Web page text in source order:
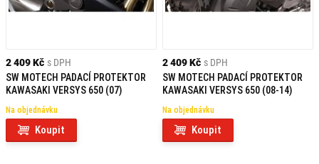
2 409 Kč s DPH
SW MOTECH PADACÍ PROTEKTOR
KAWASAKI VERSYS 650 (07)
Na objednávku
Koupit
2 409 Kč s DPH
SW MOTECH PADACÍ PROTEKTOR
KAWASAKI VERSYS 650 (08-14)
Na objednávku
Koupit